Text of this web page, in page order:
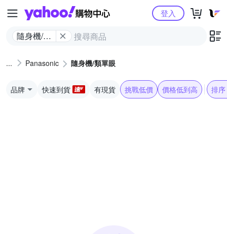
Yahoo購物中心
隨身機/類
登入
Panasonic 隨身機/類單眼
品牌 快速到貨 有現貨 挑戰低價 價格低到高 排序